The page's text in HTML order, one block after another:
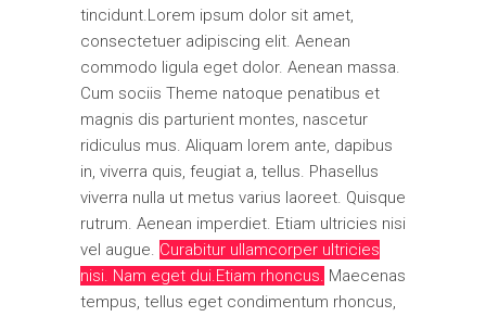
tincidunt.Lorem ipsum dolor sit amet,
consectetuer adipiscing elit. Aenean
commodo ligula eget dolor. Aenean massa.
Cum sociis Theme natoque penatibus et
magnis dis parturient montes, nascetur
ridiculus mus. Aliquam lorem ante, dapibus
in, viverra quis, feugiat a, tellus. Phasellus
viverra nulla ut metus varius laoreet. Quisque
rutrum. Aenean imperdiet. Etiam ultricies nisi
vel augue. Curabitur ullamcorper ultricies
nisi. Nam eget dui.Etiam rhoncus. Maecenas
tempus, tellus eget condimentum rhoncus,